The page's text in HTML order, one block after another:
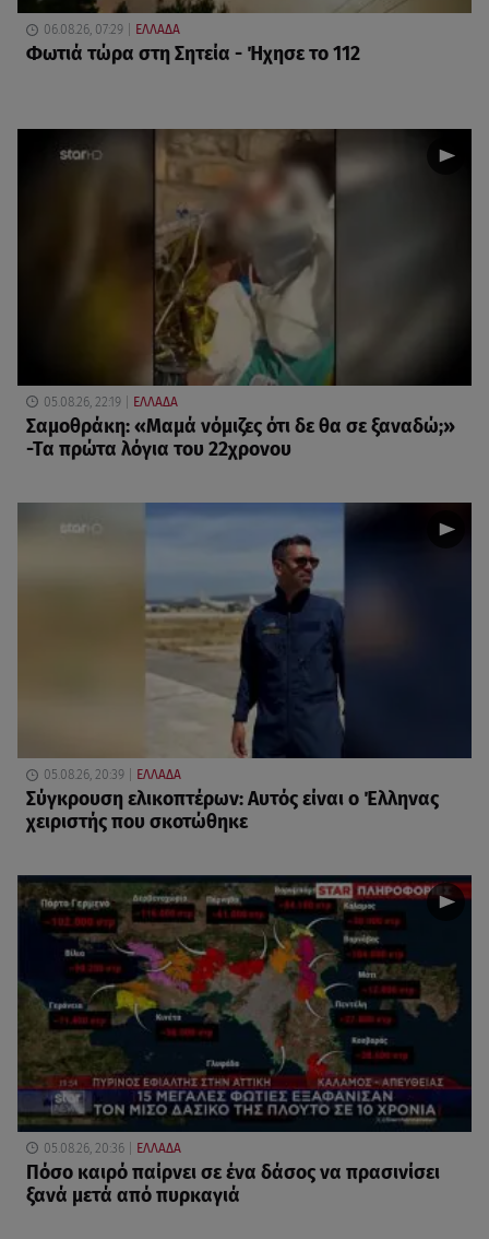
06.08.26, 07:29 ΕΛΛΑΔΑ
Φωτιά τώρα στη Σητεία - Ήχησε το 112
05.08.26, 22:19 ΕΛΛΑΔΑ
Σαμοθράκη: «Μαμά νόμιζες ότι δε θα σε ξαναδώ;»
-Τα πρώτα λόγια του 22χρονου
05.08.26, 20:39 ΕΛΛΑΔΑ
Σύγκρουση ελικοπτέρων: Αυτός είναι ο Έλληνας
χειριστής που σκοτώθηκε
05.08.26, 20:36 ΕΛΛΑΔΑ
Πόσο καιρό παίρνει σε ένα δάσος να πρασινίσει
ξανά μετά από πυρκαγιά